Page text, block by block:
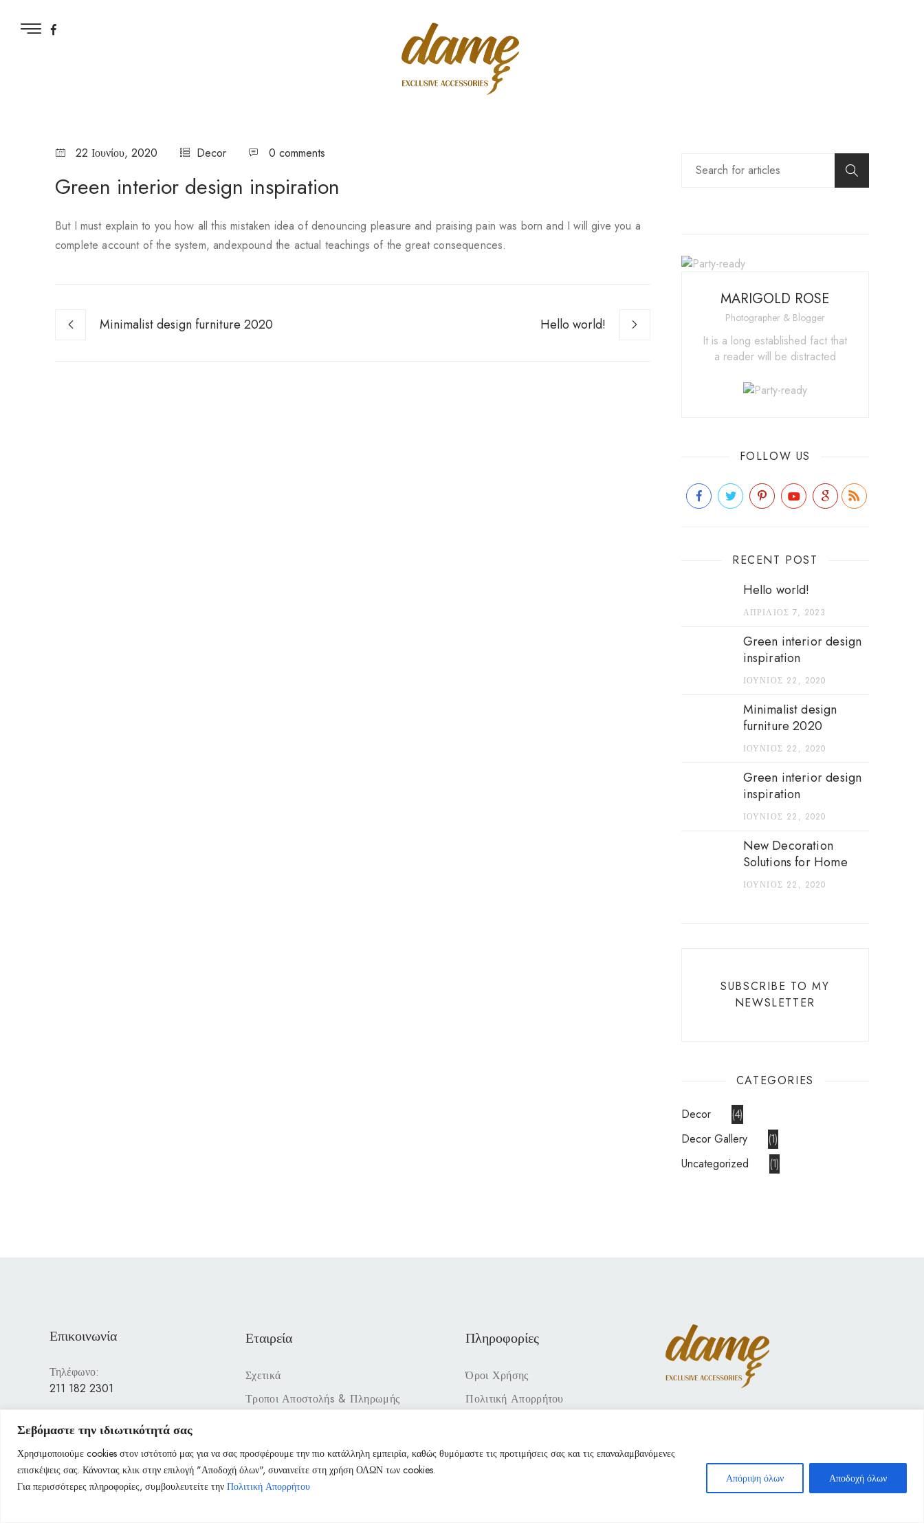
Σεβόμαστε την ιδιωτικότητά σας
Χρησιμοποιούμε cookies στον ιστότοπό μας για να σας προσφέρουμε την πιο κατάλληλη εμπειρία, καθώς θυμόμαστε τις προτιμήσεις σας και τις επαναλαμβανόμενες
επισκέψεις σας. Κάνοντας κλικ στην επιλογή "Αποδοχή όλων", συναινείτε στη χρήση ΟΛΩΝ των cookies.
Για περισσότερες πληροφορίες, συμβουλευτείτε την Πολιτική Απορρήτου
Απόριψη όλων Αποδοχή όλων
22 Ιουνίου, 2020 Decor 0 comments
Green interior design inspiration
But I must explain to you how all this mistaken idea of denouncing pleasure and praising pain was born and I will give you a
complete account of the system, andexpound the actual teachings of the great consequences.
Minimalist design furniture 2020 Hello world!
MARIGOLD ROSE
Photographer & Blogger
It is a long established fact that
a reader will be distracted
FOLLOW US
RECENT POST
Hello world!
ΑΠΡΊΛΙΟΣ 7, 2023
Green interior design
inspiration
ΙΟΎΝΙΟΣ 22, 2020
Minimalist design
furniture 2020
ΙΟΎΝΙΟΣ 22, 2020
Green interior design
inspiration
ΙΟΎΝΙΟΣ 22, 2020
New Decoration
Solutions for Home
ΙΟΎΝΙΟΣ 22, 2020
SUBSCRIBE TO MY
NEWSLETTER
CATEGORIES
Decor
4
Decor Gallery
1
Uncategorized
1
Επικοινωνία
Τηλέφωνο:
211 182 2301
info@dame.gr
Διεύθυνση:
Λεωφ. Στρατάρχου Παπάγου 30
157 71
Εταιρεία
Σχετικά
Τροποι Αποστολήs & Πληρωμής
Τρίτη: 10:00–14:00 & 17:00–21:00
Τετάρτη: 10:00–15:00
Πέμπτη: 10:00–14:00 & 17:00–21:00
Πληροφορίες
Όροι Χρήσης
Πολιτική Απορρήτου